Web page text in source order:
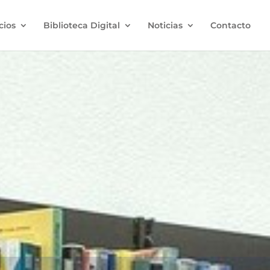
Biblioteca Digital Noticias Contacto